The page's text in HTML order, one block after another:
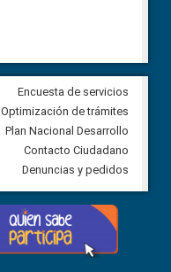
Veeduría para vigilar los
derivados de la Audiencia
comunidad Urbina, parroquia
Carolina
5 agosto, 2026
Next
Encuesta de servicios
Optimización de trámites
Plan Nacional Desarrollo
Contacto Ciudadano
Denuncias y pedidos